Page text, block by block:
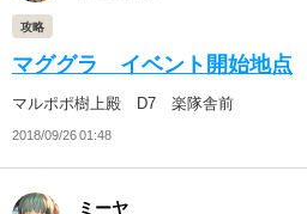
攻略
マググラ イベント開始地点
マルポポ樹上殿 D7 楽隊舎前
2018/09/26 01:48
ミーヤ